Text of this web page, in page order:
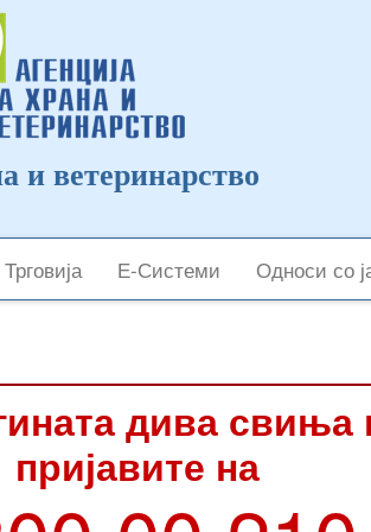
и ветеринарство
Трговија Е-Системи Односи со
дива
пријавите на